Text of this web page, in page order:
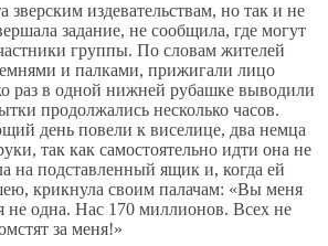
зверским издевательствам, но так и не
задание, не сообщила, где могут
группы. По словам жителей
и палками, прижигали лицо
раз в одной нижней рубашке выводили
продолжались несколько часов.
день повели к виселице, два немца
так как самостоятельно идти она не
на подставленный ящик и, когда ей
крикнула своим палачам: «Вы меня
не одна. Нас 170 миллионов. Всех не
за меня!»